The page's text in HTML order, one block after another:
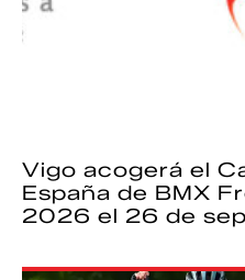
Vigo acogerá el
España de BMX
2026 el 26 de